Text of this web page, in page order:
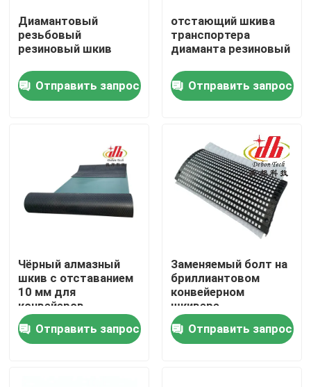
Продукция
Ролики
Наша фабрика
контроль качества
Новости
Керамический вкладыш носки
Диамантовый
резьбовый
резиновый шкив
Отправить запрос
отстающий шкива
транспортера
диаманта резиновый
Отправить запрос
Чёрный алмазный
шкив с отставанием
10 мм для
конвейеров
Отправить запрос
Заменяемый болт на
бриллиантовом
конвейерном
шкивере
Отправить запрос